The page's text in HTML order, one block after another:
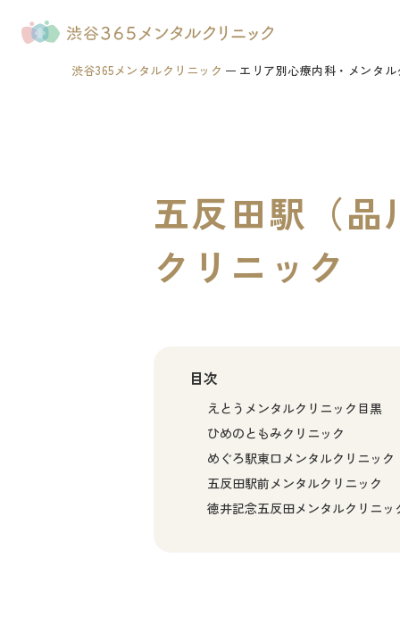
渋谷365メンタルクリニック エリア別心療内科・メンタ
五反田駅（
クリニック
目次
えとうメンタルクリニック目黒
ひめのともみクリニック
めぐろ駅東口メンタルクリニック
五反田駅前メンタルクリニック
徳井記念五反田メンタルクリニッ